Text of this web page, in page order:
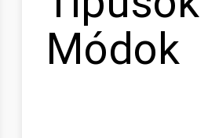
Módok